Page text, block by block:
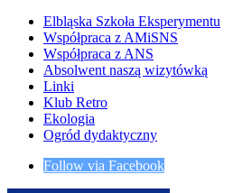
Elbląska Szkoła Eksperymentu
Współpraca z AMiSNS
Współpraca z ANS
Absolwent naszą wizytówką
Linki
Klub Retro
Ekologia
Ogród dydaktyczny
Follow via Facebook